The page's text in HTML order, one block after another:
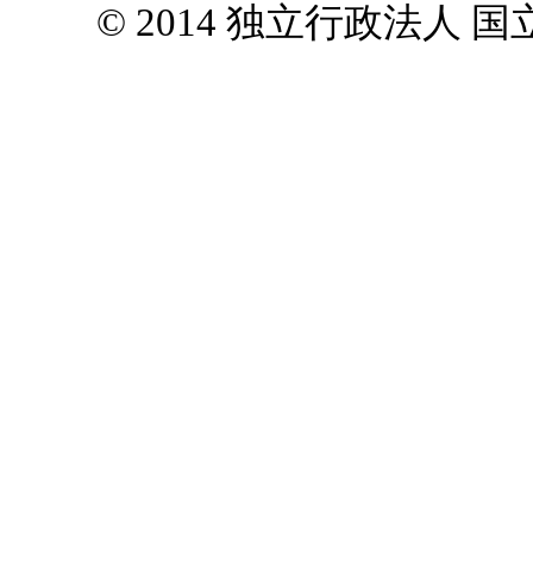
© 2014 独立行政法人 国